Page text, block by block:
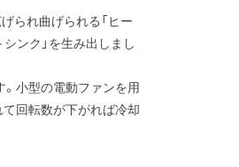
られ曲げられる「ヒー
ンク」を生み出しまし
小型の電動ファンを用
回転数が下がれば冷却